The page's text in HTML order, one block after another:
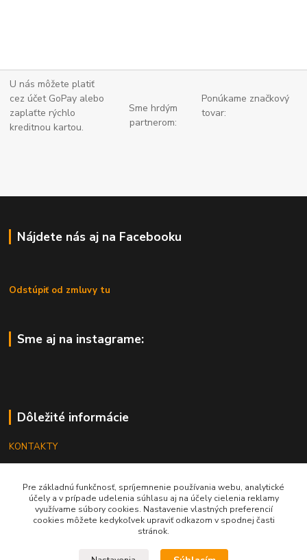
U nás môžete platiť
cez účet GoPay alebo
zaplaťte rýchlo
kreditnou kartou.
Sme hrdým
partnerom:
Ponúkame značkový
tovar:
Nájdete nás aj na Facebooku
Odstúpiť od zmluvy tu
Sme aj na instagrame:
Dôležité informácie
KONTAKTY
REKLAMÁCIE
KATALÓGY
Pre základnú funkčnosť, spríjemnenie používania webu, analytické
účely a v prípade udelenia súhlasu aj na účely cielenia reklamy
využívame súbory cookies. Nastavenie vlastných preferencií
cookies môžete kedykoľvek upraviť odkazom v spodnej časti
stránok.